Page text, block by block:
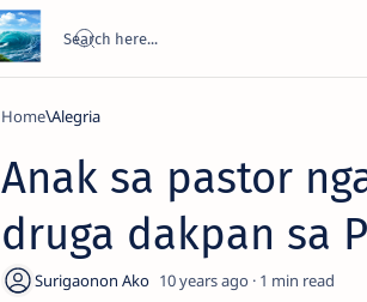
Home Alegria
Anak sa pastor
druga dakpan sa
10 years ago 1